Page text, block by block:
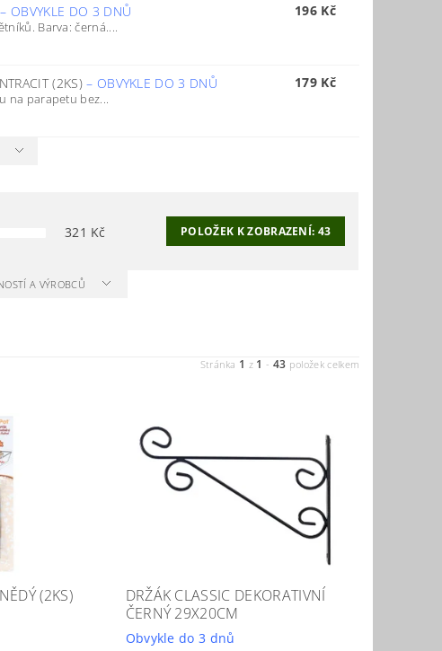
– OBVYKLE DO 3 DNŮ
Barva: černá....
196 Kč
(2KS)– OBVYKLE DO 3 DNŮ
na parapetu bez...
179 Kč
321 Kč POLOŽEK K ZOBRAZENÍ: 43
A VÝROBCŮ
Stránka 1 z 1 - 43 položek celkem
(2KS)
DRŽÁK CLASSIC DEKORATIVNÍ
ČERNÝ 29X20CM
Obvykle do 3 dnů